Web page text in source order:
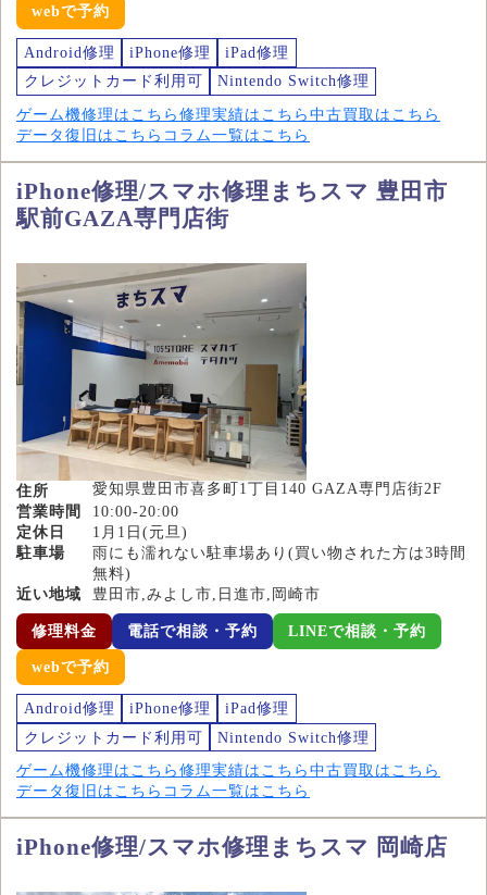
webで予約
Android修理 iPhone修理
iPad修理
クレジットカード利用可
Nintendo Switch修理
ゲーム機修理はこちら 修理実績はこちら 中古買取はこちら
データ復旧はこちら コラム一覧はこちら
iPhone修理/スマホ修理まちスマ 豊田市
駅前GAZA専門店街
住所
愛知県豊田市喜多町1丁目140 GAZA専門店街2F
営業時間
10:00-20:00
定休日
1月1日(元旦)
駐車場
雨にも濡れない駐車場あり(買い物された方は3時間
無料)
近い地域
豊田市,みよし市,日進市,岡崎市
修理料金 電話で相談・予約 LINEで相談・予約
webで予約
Android修理 iPhone修理
iPad修理
クレジットカード利用可
Nintendo Switch修理
ゲーム機修理はこちら 修理実績はこちら 中古買取はこちら
データ復旧はこちら コラム一覧はこちら
iPhone修理/スマホ修理まちスマ 岡崎店